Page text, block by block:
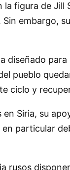
figura de Jill
embargo,
diseñado
pueblo
ciclo y
Siria, su
particular
rusos